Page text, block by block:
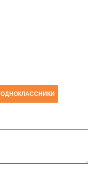
ОДНОКЛАССНИКИ